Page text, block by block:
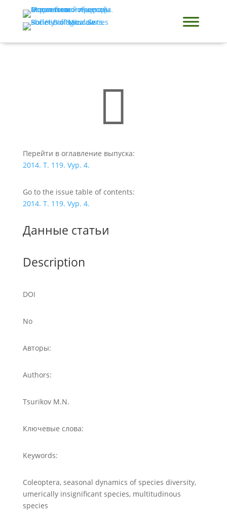

Перейти в оглавление выпуска:
2014. T. 119. Vyp. 4.
Go to the issue table of contents:
2014. T. 119. Vyp. 4.
Данные статьи
Description
DOI
No
Авторы:
Authors:
Tsurikov M.N.
Ключевые слова:
Keywords:
Coleoptera, seasonal dynamics of species diversity,
umerically insignificant species, multitudinous
species